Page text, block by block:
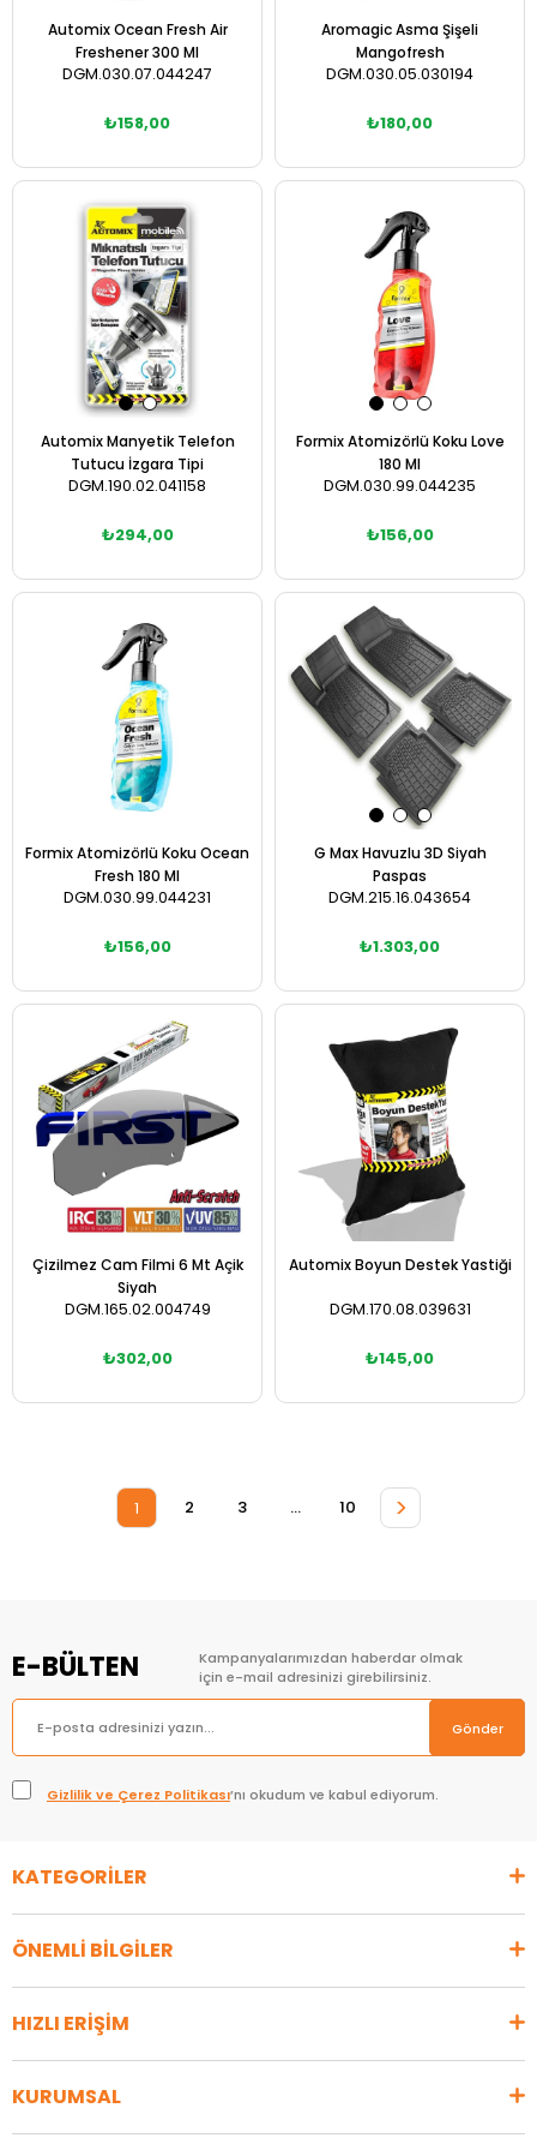
Automix Ocean Fresh Air
Freshener 300 Ml
DGM.030.07.044247
₺158,00
Sepete Ekle
Aromagic Asma Şişeli
Mangofresh
DGM.030.05.030194
₺180,00
Automix Manyetik Telefon
Tutucu İzgara Tipi
DGM.190.02.041158
₺294,00
Formix Atomizörlü Koku Love
180 Ml
DGM.030.99.044235
₺156,00
Sepete Ekle
Formix Atomizörlü Koku Ocean
Fresh 180 Ml
DGM.030.99.044231
₺156,00
Sepete Ekle
G Max Havuzlu 3D Siyah
Paspas
DGM.215.16.043654
₺1.303,00
Sepete Ekle
Çizilmez Cam Filmi 6 Mt Açik
Siyah
DGM.165.02.004749
₺302,00
Automix Boyun Destek Yastiği
DGM.170.08.039631
₺145,00
1 2 3 ... 10 >
E-BÜLTEN
Kampanyalarımızdan haberdar olmak
için e-mail adresinizi girebilirsiniz.
Gönder
Gizlilik ve Çerez Politikası’nı okudum ve kabul ediyorum.
KATEGORİLER
ÖNEMLİ BİLGİLER
HIZLI ERİŞİM
KURUMSAL